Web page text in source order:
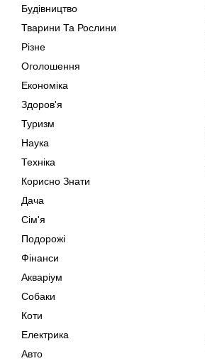
Будівництво
Тварини Та Рослини
Різне
Оголошення
Економіка
Здоров'я
Туризм
Наука
Техніка
Корисно Знати
Дача
Сім'я
Подорожі
Фінанси
Акваріум
Собаки
Коти
Електрика
Авто